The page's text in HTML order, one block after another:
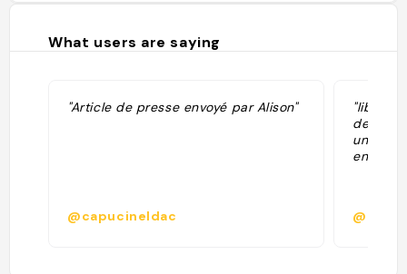
What users are saying
"Article de presse envoyé par Alison"
@capucineldac
des
une
entre
@